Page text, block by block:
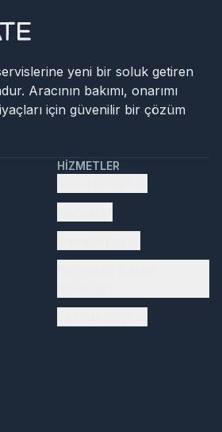
yeni bir soluk getiren
Aracının bakımı, onarımı
için güvenilir bir çözüm
HIZMETLER